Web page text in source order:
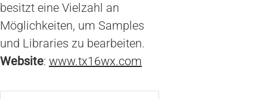
besitzt eine Vielzahl an
Möglichkeiten, um Samples
und Libraries zu bearbeiten.
Website: www.tx16wx.com